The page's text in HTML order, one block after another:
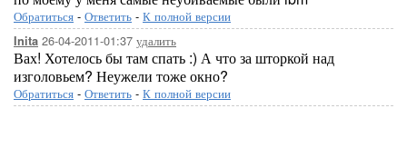
Обратиться - Ответить - К полной версии
Inita 26-04-2011-01:37 удалить
Вах! Хотелось бы там спать :) А что за шторкой над
изголовьем? Неужели тоже окно?
Обратиться - Ответить - К полной версии